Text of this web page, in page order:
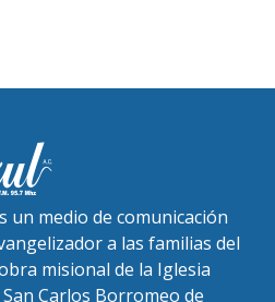
un medio de comunicación
a las familias del
misional de la Iglesia
Carlos Borromeo de